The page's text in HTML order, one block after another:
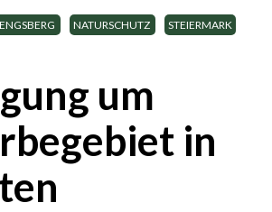
NATURSCHUTZ STEIERMARK
um
in